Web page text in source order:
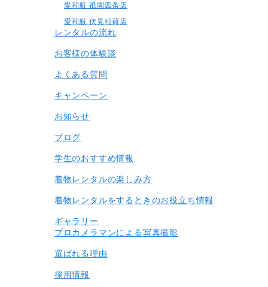
愛和服 祇園四条店
愛和服 伏見稲荷店
レンタルの流れ
お客様の体験談
よくある質問
キャンペーン
お知らせ
ブログ
学生のおすすめ情報
着物レンタルの楽しみ⽅
着物レンタルをするときのお役立ち情報
ギャラリー
プロカメラマンによる写真撮影
選ばれる理由
採用情報